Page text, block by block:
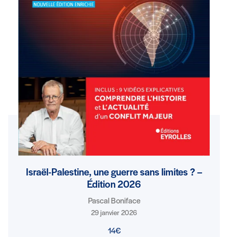
Israël-Palestine, une guerre sans limites ? –
Édition 2026
Pascal Boniface
29 janvier 2026
14€